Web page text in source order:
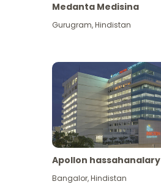
Has
Medanta Medisina
Gurugram,Hindistan
Apollon hassahanalary
Bangalor,Hindistan